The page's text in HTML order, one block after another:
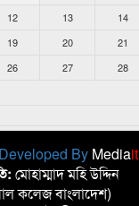
12 13 14
19 20 21
26 27 28
Developed By Mediait
মোহাম্মাদ মহি উদ্দিন
কলেজ বাংলাদেশ)